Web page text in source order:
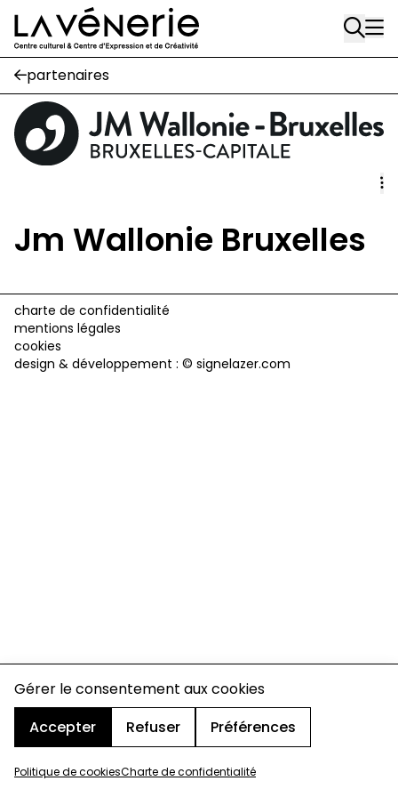
Gérer le consentement aux cookies
Accepter
Refuser Préférences
Politique de cookiesCharte de confidentialité
Aller au contenu principal
Rue Gratès, 3
1170 Watermael-Boitsfort
02 663 85 50
Écuries
Place Gilson, 3
1170 Watermael-Boitsfort
suivez-nous
A
partenaires
Jm Wallonie Bruxelles
charte de confidentialité
mentions légales
cookies
design & développement : © signelazer.com